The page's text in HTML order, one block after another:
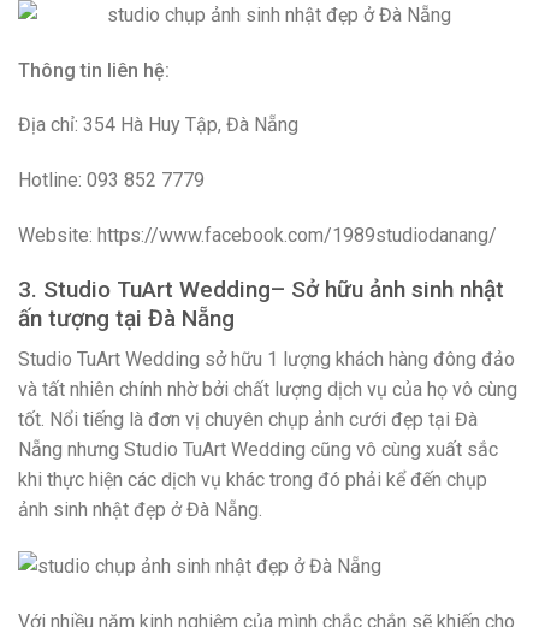
Thông tin liên hệ:
Địa chỉ: 354 Hà Huy Tập, Đà Nẵng
Hotline: 093 852 7779
Website: https://www.facebook.com/1989studiodanang/
3. Studio TuArt Wedding– Sở hữu ảnh sinh nhật
ấn tượng tại Đà Nẵng
Studio TuArt Wedding sở hữu 1 lượng khách hàng đông đảo
và tất nhiên chính nhờ bởi chất lượng dịch vụ của họ vô cùng
tốt. Nổi tiếng là đơn vị chuyên chụp ảnh cưới đẹp tại Đà
Nẵng nhưng Studio TuArt Wedding cũng vô cùng xuất sắc
khi thực hiện các dịch vụ khác trong đó phải kể đến chụp
ảnh sinh nhật đẹp ở Đà Nẵng.
Với nhiều năm kinh nghiệm của mình chắc chắn sẽ khiến cho